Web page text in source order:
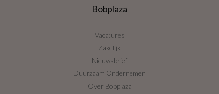
Bobplaza
Vacatures
Zakelijk
Nieuwsbrief
Duurzaam Ondernemen
Over Bobplaza